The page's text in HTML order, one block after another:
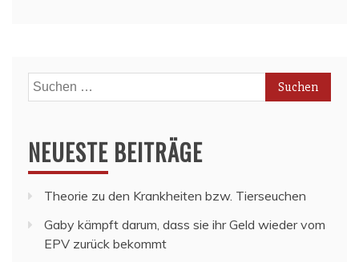
Suchen
nach:
NEUESTE BEITRÄGE
Theorie zu den Krankheiten bzw. Tierseuchen
Gaby kämpft darum, dass sie ihr Geld wieder vom
EPV zurück bekommt